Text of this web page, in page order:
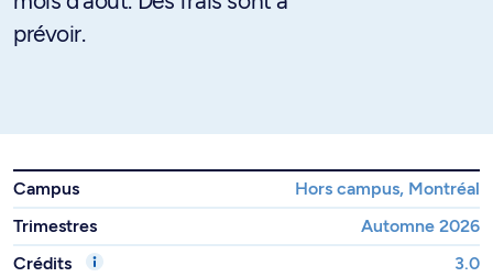
prévoir.
Campus
Hors campus, Montréal
Trimestres
Automne 2026
Crédits
3.0